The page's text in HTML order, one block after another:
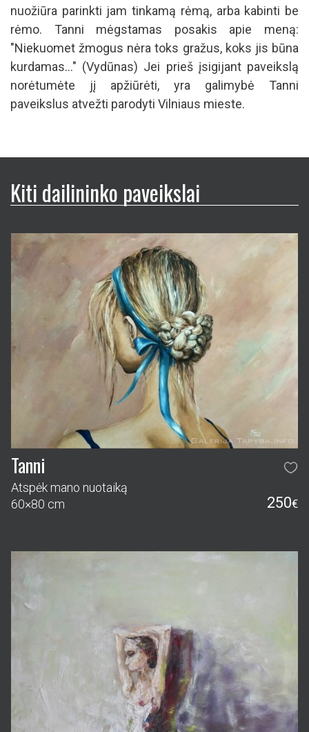
nuožiūra parinkti jam tinkamą rėmą, arba kabinti be
rėmo. Tanni mėgstamas posakis apie meną:
"Niekuomet žmogus nėra toks gražus, koks jis būna
kurdamas..." (Vydūnas) Jei prieš įsigijant paveikslą
norėtumėte jį apžiūrėti, yra galimybė Tanni
paveikslus atvežti parodyti Vilniaus mieste.
Kiti dailininko paveikslai
Tanni
Atspėk mano nuotaiką
60×80 cm
250€